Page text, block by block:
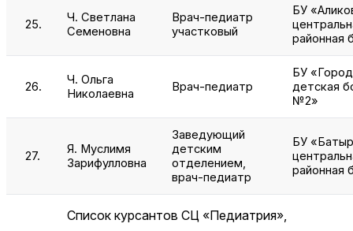
25.
Ч. Светлана
Семеновна
Врач-педиатр
участковый
БУ
районная
26.
Ч. Ольга
Николаевна
Врач-педиатр
БУ
детская
№2»
27.
Я. Муслимя
Зарифулловна
Заведующий
детским
отделением,
врач-педиатр
БУ
районная
Список курсантов СЦ «Педиатрия»,